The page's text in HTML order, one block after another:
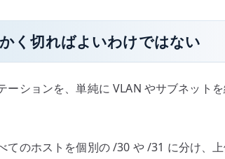
く切ればよいわけではない
ーションを、単純に VLAN やサブネット
てのホストを個別の /30 や /31 に分け、